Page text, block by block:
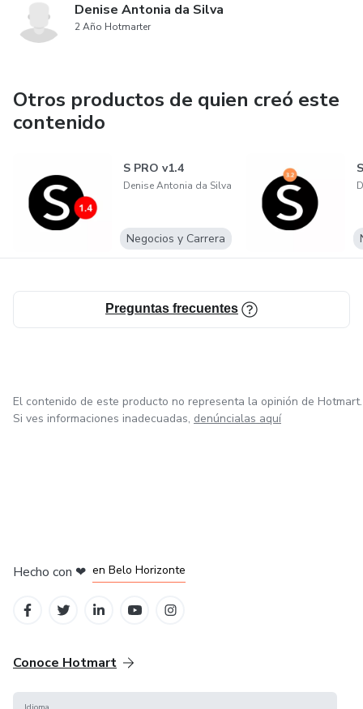
Denise Antonia da Silva
2 Año Hotmarter
Otros productos de quien creó este
contenido
S PRO v1.4
Denise Antonia da Silva
Negocios y Carrera
Preguntas frecuentes
El contenido de este producto no representa la opinión de Hotmart.
Si ves informaciones inadecuadas, denúncialas aquí
Hecho con ❤ en Belo Horizonte
Conoce Hotmart